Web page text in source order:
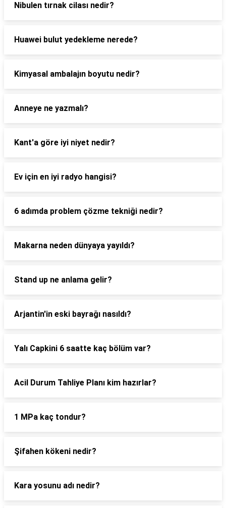
Nibulen tırnak cilası nedir?
Huawei bulut yedekleme nerede?
Kimyasal ambalajın boyutu nedir?
Anneye ne yazmalı?
Kant'a göre iyi niyet nedir?
Ev için en iyi radyo hangisi?
6 adımda problem çözme tekniği nedir?
Makarna neden dünyaya yayıldı?
Stand up ne anlama gelir?
Arjantin'in eski bayrağı nasıldı?
Yalı Capkini 6 saatte kaç bölüm var?
Acil Durum Tahliye Planı kim hazırlar?
1 MPa kaç tondur?
Şifahen kökeni nedir?
Kara yosunu adı nedir?